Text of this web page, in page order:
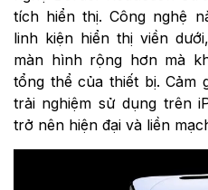
tích hiển thị. Công nghệ
linh kiện hiển thị viền
màn hình rộng hơn mà
tổng thể của thiết bị. Cảm
trải nghiệm sử dụng trên
trở nên hiện đại và liền